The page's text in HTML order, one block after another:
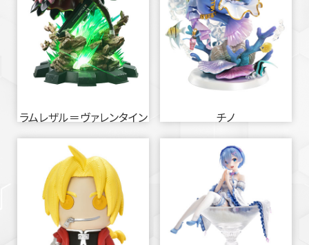
ラムレザル＝ヴァレンタイン チノ